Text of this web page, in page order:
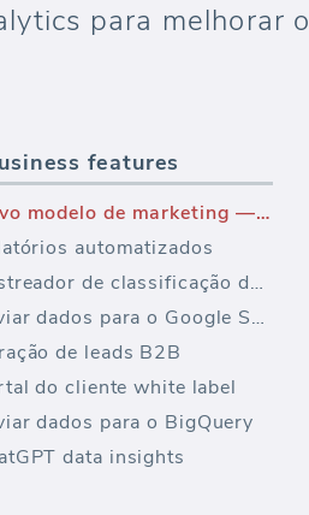
para melhorar o
features
Novo modelo de marketing — Google Analytics Fontes e Referências
automatizados
Rastreador de classificação de palavras-chave
Enviar dados para o Google Sheets
de leads B2B
do cliente white label
dados para o BigQuery
data insights